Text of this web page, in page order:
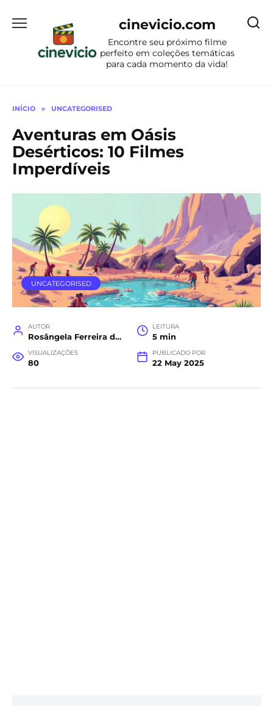
para
conteúdo
cinevicio.com
Encontre seu próximo filme
perfeito em coleções temáticas
para cada momento da vida!
INÍCIO » UNCATEGORISED
Aventuras em Oásis
Desérticos: 10 Filmes
Imperdíveis
UNCATEGORISED
AUTOR
Rosângela Ferreira da Costa
LEITURA
5 min
VISUALIZAÇÕES
80
PUBLICADO POR
22 May 2025